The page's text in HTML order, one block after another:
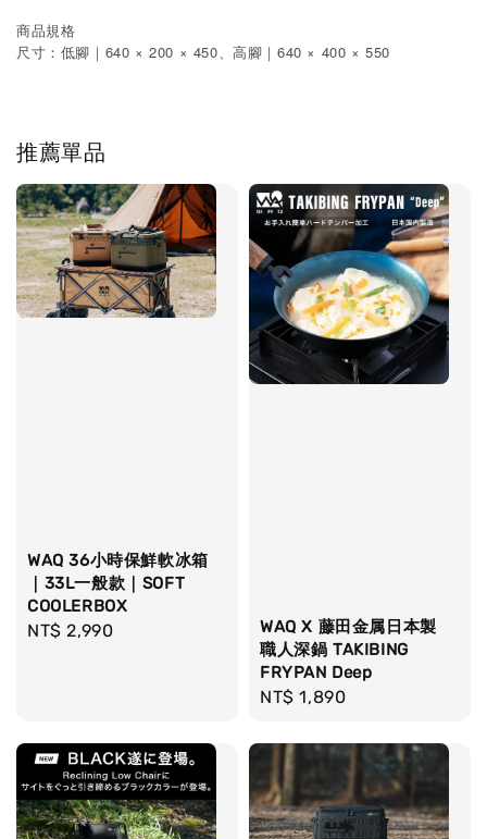
商品規格
尺寸：低腳｜640 × 200 × 450、高腳｜640 × 400 × 550
推薦單品
WAQ 36小時保鮮軟冰箱
｜33L一般款｜SOFT
COOLERBOX
Regular
NT$ 2,990
WAQ X 藤田金属日本製
職人深鍋 TAKIBING
FRYPAN Deep
Regular
NT$ 1,890